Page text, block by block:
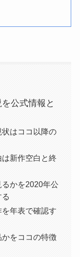
公式情報と
はココ以降の
新作空白と終
かを2020年公
年表で確認す
をココの特徴